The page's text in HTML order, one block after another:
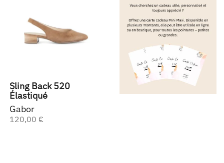
Sling Back 520
Élastiqué
Gabor
120,00 €